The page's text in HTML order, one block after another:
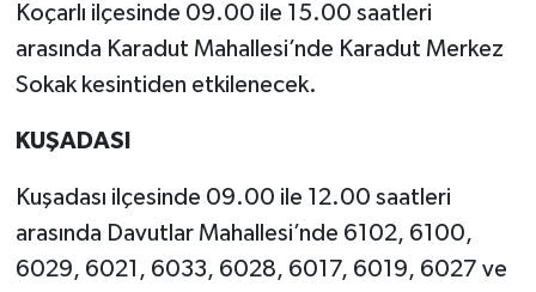
Koçarlı ilçesinde 09.00 ile 15.00 saatleri
arasında Karadut Mahallesi’nde Karadut Merkez
Sokak kesintiden etkilenecek.
KUŞADASI
Kuşadası ilçesinde 09.00 ile 12.00 saatleri
arasında Davutlar Mahallesi’nde 6102, 6100,
6029, 6021, 6033, 6028, 6017, 6019, 6027 ve